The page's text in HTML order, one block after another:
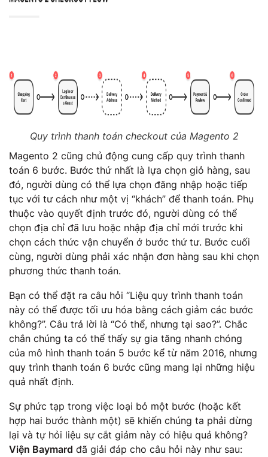
Quy trình thanh toán checkout của Magento 2
Magento 2 cũng chủ động cung cấp quy trình thanh
toán 6 bước. Bước thứ nhất là lựa chọn giỏ hàng, sau
đó, người dùng có thể lựa chọn đăng nhập hoặc tiếp
tục với tư cách như một vị “khách” để thanh toán. Phụ
thuộc vào quyết định trước đó, người dùng có thể
chọn địa chỉ đã lưu hoặc nhập địa chỉ mới trước khi
chọn cách thức vận chuyển ở bước thứ tư. Bước cuối
cùng, người dùng phải xác nhận đơn hàng sau khi chọn
phương thức thanh toán.
Bạn có thể đặt ra câu hỏi “Liệu quy trình thanh toán
này có thể được tối ưu hóa bằng cách giảm các bước
không?”. Câu trả lời là “Có thể, nhưng tại sao?”. Chắc
chắn chúng ta có thể thấy sự gia tăng nhanh chóng
của mô hình thanh toán 5 bước kể từ năm 2016, nhưng
quy trình thanh toán 6 bước cũng mang lại những hiệu
quả nhất định.
Sự phức tạp trong việc loại bỏ một bước (hoặc kết
hợp hai bước thành một) sẽ khiến chúng ta phải dừng
lại và tự hỏi liệu sự cắt giảm này có hiệu quả không?
Viện Baymard đã giải đáp cho câu hỏi này như sau: